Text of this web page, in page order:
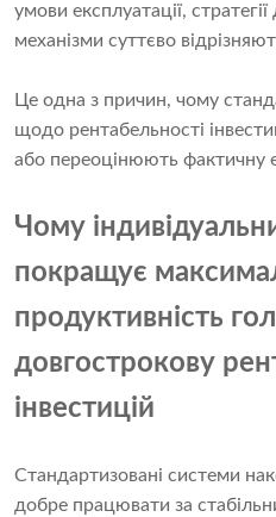
умови експлуатації,
механізми суттєво
Це одна з причин, чому
щодо рентабельності
або переоцінюють фактичну
Чому
покращує
продуктивність
довгострокову
інвестицій
Стандартизовані системи
добре працювати за